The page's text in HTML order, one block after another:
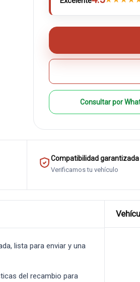
Consultar por
Compatibilidad garantizada
Verificamos tu vehículo
lista para enviar y una
del recambio para